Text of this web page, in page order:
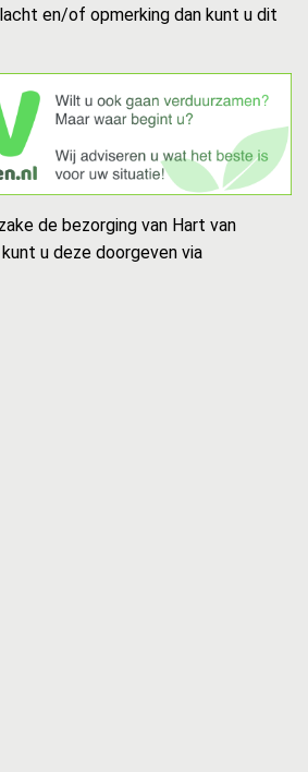
en/of opmerking dan kunt u dit
de bezorging van Hart van
u deze doorgeven via